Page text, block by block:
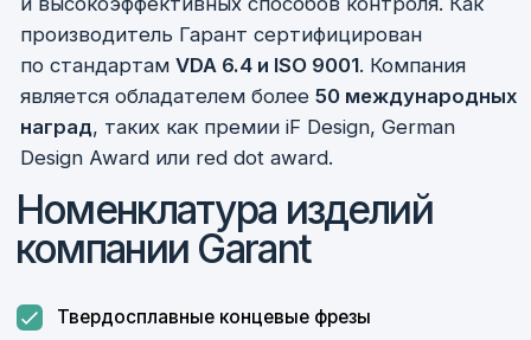
Компания
«ФерроИзмерения»
занимаетсякомплексным
снабжением
промышленных
предприятий РФ
Наш приоритет —
качественное
взятых на себя обязательств
перед заказчиками